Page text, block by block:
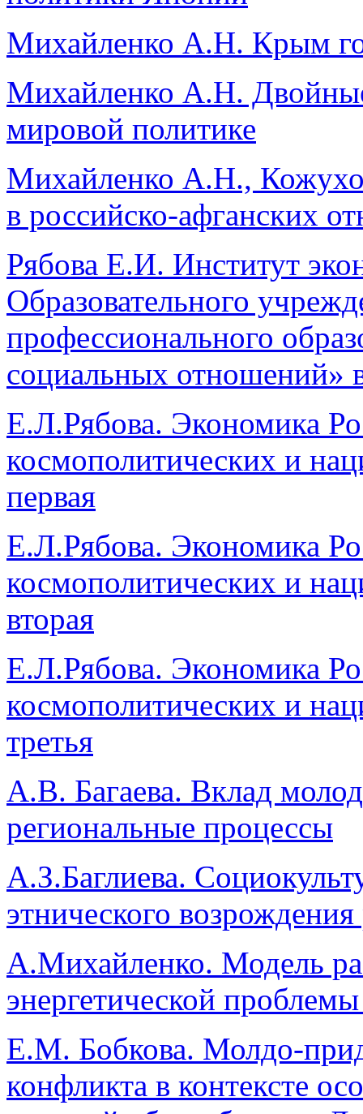
Михайленко А.Н. Крым
Михайленко А.Н.
мировой политике
Михайленко А.Н.,
в российско-афганских
Рябова Е.И. Институт
Образовательного
профессионального
социальных отношений»
Е.Л.Рябова. Экономика
космополитических и
первая
Е.Л.Рябова. Экономика
космополитических и
вторая
Е.Л.Рябова. Экономика
космополитических и
третья
А.В. Багаева. Вклад
региональные процессы
А.З.Баглиева.
этнического
А.Михайленко. Модель
энергетической
Е.М. Бобкова. Молдо-
конфликта в контексте